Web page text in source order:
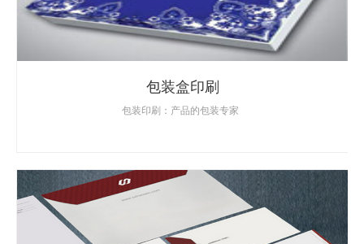
包装盒印刷
包装印刷：产品的包装专家